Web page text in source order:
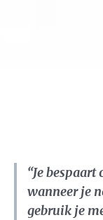
“Je
wanneer je
gebruik je